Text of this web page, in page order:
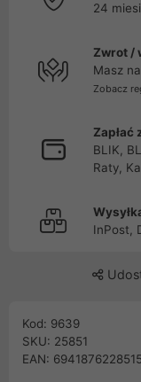
24
Zwrot /
Masz
Zobacz
Zapłać
BLIK,
Raty,
InPost,
Kod: 9639
SKU: 25851
EAN: 6941876228515